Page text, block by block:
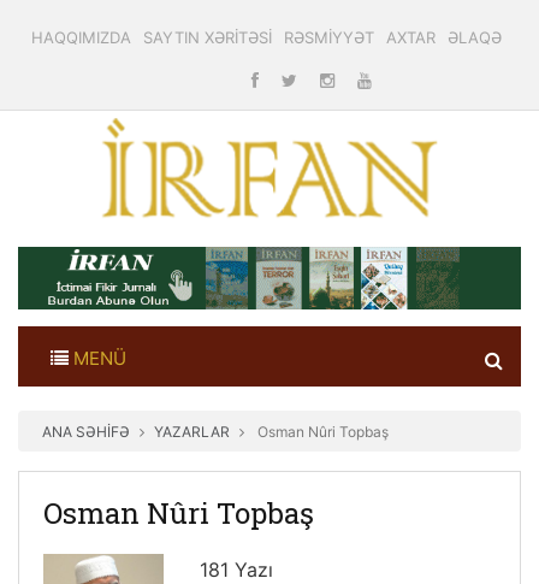
HAQQIMIZDA SAYTIN XƏRİTƏSİ RƏSMİYYƏT AXTAR ƏLAQƏ
MENÜ
ANA SƏHİFƏ YAZARLAR Osman Nûri Topbaş
Osman Nûri Topbaş
181 Yazı